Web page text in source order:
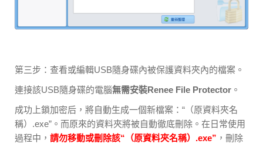
第三步：查看或編輯USB隨身碟內被保護資料夾內的檔案。
連接該USB隨身碟的電腦無需安裝Renee File Protector 。
成功上鎖加密后，將自動生成一個新檔案：“（原資料夾名
稱）.exe”。而原來的資料夾將被自動徹底刪除。在日常使用
過程中， 請勿移動或刪除該“（原資料夾名稱）.exe” ，刪除